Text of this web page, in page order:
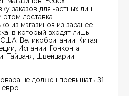
заказов для частных лиц
этом доставка
из магазинов из заранее
в который входят лишь
Великобритании, Китая,
Испании, Гонконга,
Тайваня, Швейцарии,
не должен превышать 31